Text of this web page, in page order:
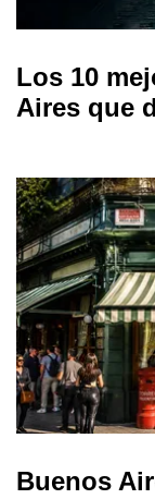
Los 10
Aires que
Buenos